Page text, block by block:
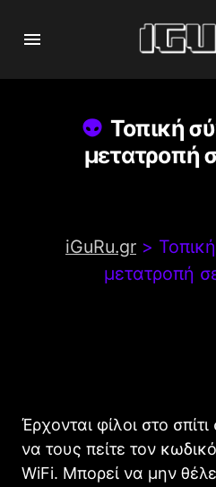
Τοπική
μετατροπή
iGuRu.gr >
μετατροπή
Έρχονται φίλοι στο
να τους πείτε τον
WiFi. Μπορεί να μην